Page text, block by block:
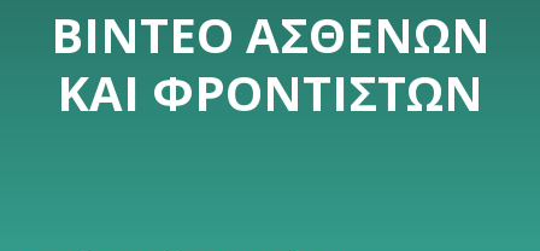
ΒΊΝΤΕΟ ΑΣΘΕΝΏΝ
ΚΑΙ ΦΡΟΝΤΙΣΤΏΝ